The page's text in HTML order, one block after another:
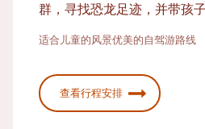
群，寻找恐龙足迹，并带孩
适合儿童的风景优美的自驾游路线
查看行程安排